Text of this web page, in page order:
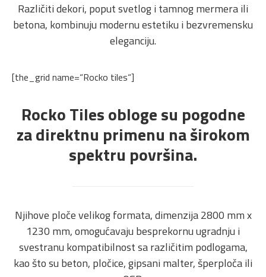
Različiti dekori, poput svetlog i tamnog mermera ili
betona, kombinuju modernu estetiku i bezvremensku
eleganciju.
[the_grid name=“Rocko tiles“]
Rocko Tiles obloge su pogodne
za direktnu primenu na širokom
spektru površina.
Njihove ploče velikog formata, dimenzija 2800 mm x
1230 mm, omogućavaju besprekornu ugradnju i
svestranu kompatibilnost sa različitim podlogama,
kao što su beton, pločice, gipsani malter, šperploča ili